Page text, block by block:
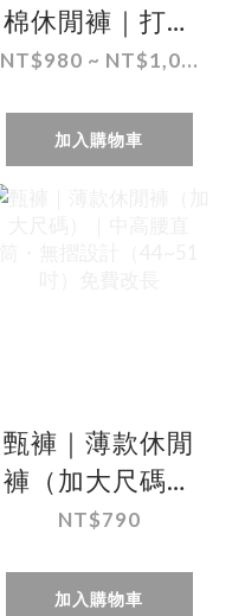
棉休閒褲｜打摺
設計・高腰直
（30~46 吋）免
費改長
NT$980 ~ NT$1,0...
加入購物車
甄褲｜薄款休閒
褲（加大尺碼）
｜中高腰直筒・
（44~51 吋）免
NT$790
加入購物車